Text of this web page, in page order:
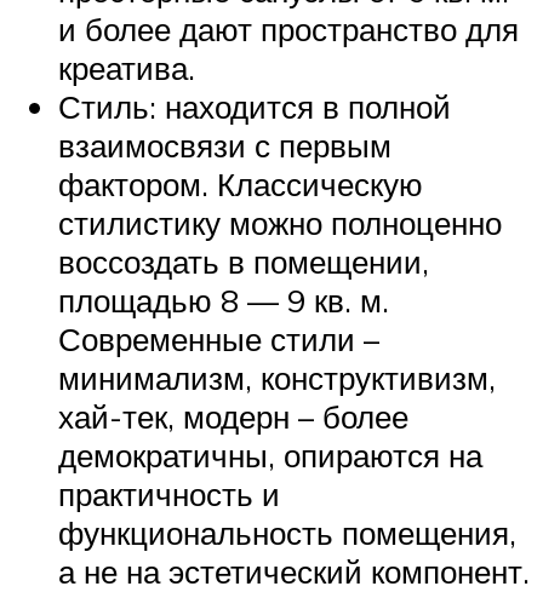
и более дают пространство для
креатива.
Стиль: находится в полной
взаимосвязи с первым
фактором. Классическую
стилистику можно полноценно
воссоздать в помещении,
площадью 8 — 9 кв. м.
Современные стили –
минимализм, конструктивизм,
хай-тек, модерн – более
демократичны, опираются на
практичность и
функциональность помещения,
а не на эстетический компонент.